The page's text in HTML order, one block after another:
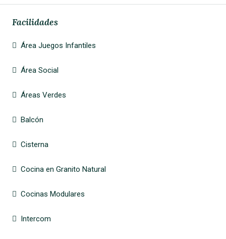
Facilidades
Área Juegos Infantiles
Área Social
Áreas Verdes
Balcón
Cisterna
Cocina en Granito Natural
Cocinas Modulares
Intercom